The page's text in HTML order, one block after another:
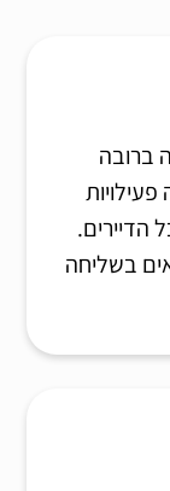
ברובה
הדיירים.
בשליחה